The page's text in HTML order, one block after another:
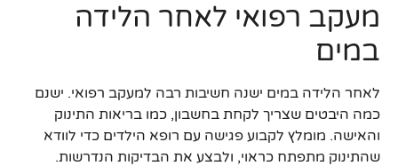
מעקב רפואי לאחר הלידה
במים
לאחר הלידה במים ישנה חשיבות רבה למעקב רפואי. ישנם
כמה היבטים שצריך לקחת בחשבון, כמו בריאות התינוק
והאישה. מומלץ לקבוע פגישה עם רופא הילדים כדי לוודא
שהתינוק מתפתח כראוי, ולבצע את הבדיקות הנדרשות.